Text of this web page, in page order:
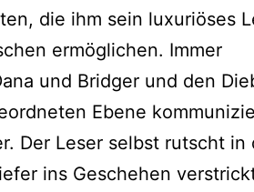
die ihm sein luxuriöses
ermöglichen. Immer
und Bridger und den
Ebene
Der Leser selbst rutscht in
ins Geschehen